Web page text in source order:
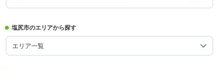
塩尻市のエリアから探す
エリア一覧